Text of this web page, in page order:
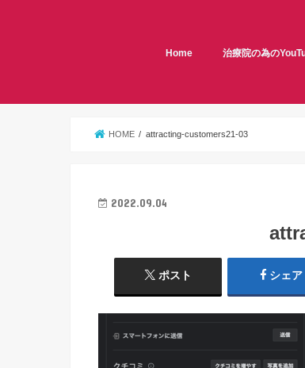
Home 治療院の為の
HOME attracting-customers21-03
2022.09.04
ポスト シェア